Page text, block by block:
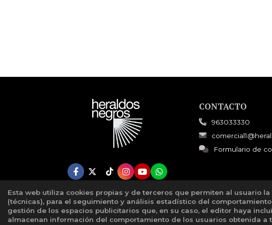
CONTACTO
963033330
Formulario de
Esta web utiliza cookies propias y de terceros que permiten al usuario
(técnicas), para el seguimiento y análisis estadístico del
gestión de los espacios publicitarios que, en su caso, el editor haya
almacenan información del comportamiento de los usuarios obtenida a